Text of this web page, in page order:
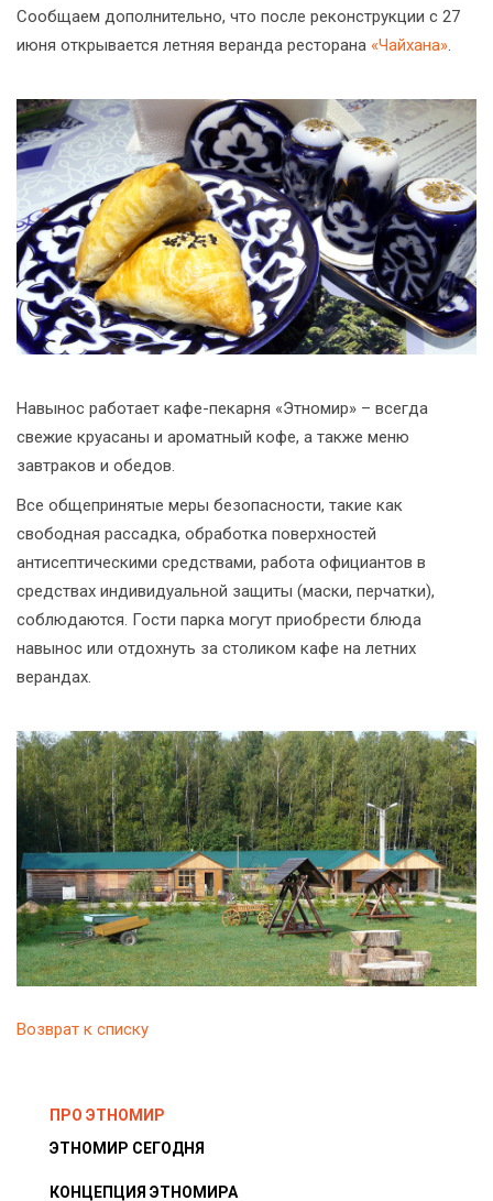
Сообщаем дополнительно, что после реконструкции с 27
июня открывается летняя веранда ресторана «Чайхана».
Навынос работает кафе-пекарня «Этномир» – всегда
свежие круасаны и ароматный кофе, а также меню
завтраков и обедов.
Все общепринятые меры безопасности, такие как
свободная рассадка, обработка поверхностей
антисептическими средствами, работа официантов в
средствах индивидуальной защиты (маски, перчатки),
соблюдаются. Гости парка могут приобрести блюда
навынос или отдохнуть за столиком кафе на летних
верандах.
Возврат к списку
ПРО ЭТНОМИР
ЭТНОМИР СЕГОДНЯ
КОНЦЕПЦИЯ ЭТНОМИРА